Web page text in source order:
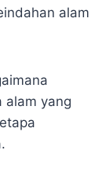
alam
alam yang